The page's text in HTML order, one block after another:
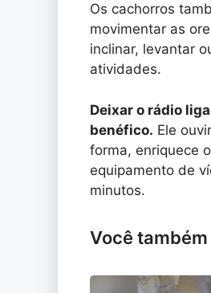
Os cachorros
movimentar as
inclinar, levantar
atividades.
Deixar o rádio
benéfico. Ele
forma, enriquece
equipamento de
minutos.
Você